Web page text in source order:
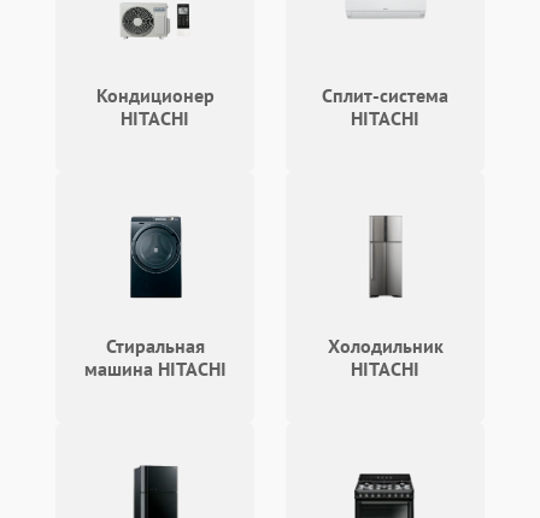
Неисправность системы
Поломка ручки
Подробнее →
Поломка подшипников Подробнее →
Поломка дефлектора
выброса снега
Подробнее →
Кондиционер
HITACHI
Сплит-система
HITACHI
Стиральная
машина HITACHI
Холодильник
HITACHI